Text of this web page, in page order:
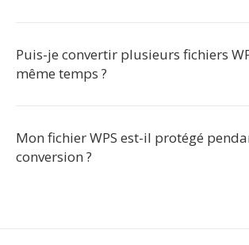
Puis-je convertir plusieurs fichiers
même temps ?
Mon fichier WPS est-il protégé
conversion ?